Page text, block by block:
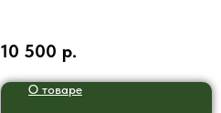
10 500 р.
О товаре